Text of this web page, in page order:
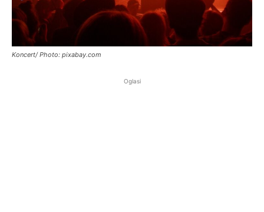
Koncert/ Photo: pixabay.com
Oglasi